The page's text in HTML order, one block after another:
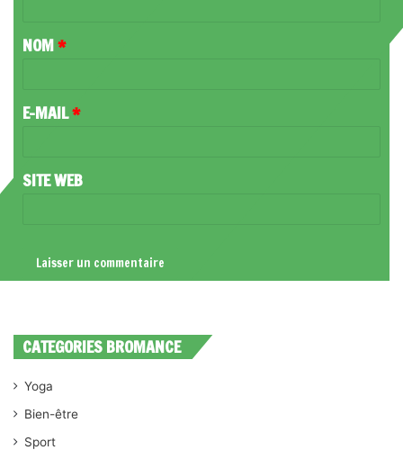
A
R
NOM*
E-MAIL*
SITE WEB
CATEGORIES BROMANCE
Yoga
Bien-être
Sport